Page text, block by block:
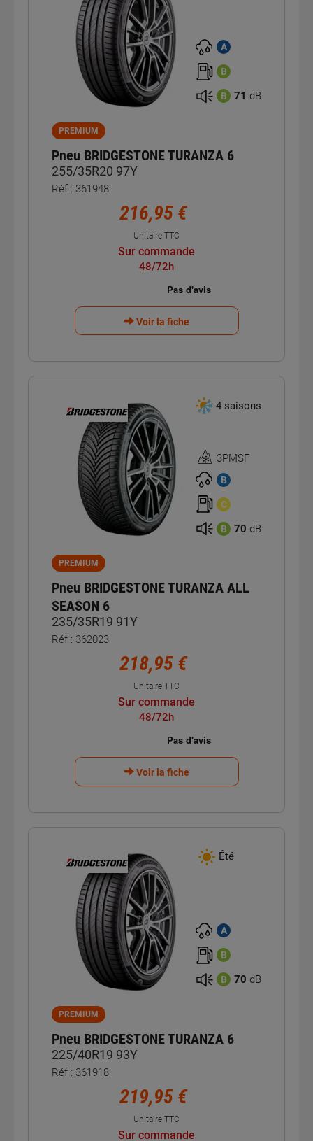
A
B
B 71 dB
PREMIUM
Pneu BRIDGESTONE TURANZA 6
255/35R20 97Y
Réf : 361948
216,95 €
Unitaire TTC
Sur commande
48/72h
Voir la fiche
4 saisons
Homologation
3PMSF
3PMSF
B
C
B 70 dB
PREMIUM
Pneu BRIDGESTONE TURANZA ALL
SEASON 6
235/35R19 91Y
Réf : 362023
218,95 €
Unitaire TTC
Sur commande
48/72h
Voir la fiche
Été
A
B
B 70 dB
PREMIUM
Pneu BRIDGESTONE TURANZA 6
225/40R19 93Y
Réf : 361918
219,95 €
Unitaire TTC
Sur commande